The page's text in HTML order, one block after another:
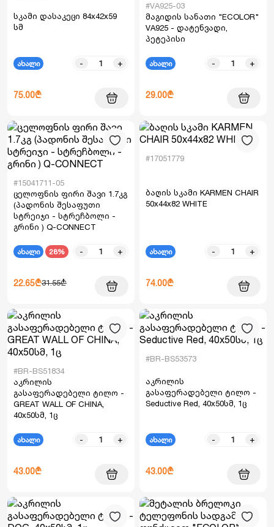
სკამი დასაკეცი 84x42x59
სმ
ახალი - +
75.00₾
#VA925-03
მაგიდის სანათი "ECOLOR"
VA925 - დატენვადი,
პეტეპისი
ახალი - +
29.00₾
#15041711-05
ცელოფნის ფირი შავი 1.7კგ
(პადონის შესაფუთი
სტრეიჯი - სტრეჩბოლი -
გრინი ) Q-CONNECT
ახალი 28% - +
22.65₾31.55₾
#17051779
ბაღის სკამი KARMEN CHAIR
50x44x82 WHITE
ახალი - +
74.00₾
#BR-BS51834
აკრილის
გასაფერადებელი ტილო -
GREAT WALL OF CHINA,
40x50სმ, 1ც
ახალი - +
43.00₾
#BR-BS53573
აკრილის
გასაფერადებელი ტილო -
Seductive Red, 40x50სმ, 1ც
ახალი - +
43.00₾